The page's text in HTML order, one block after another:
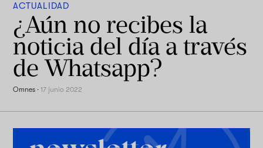
ACTUALIDAD
¿Aún no recibes la
noticia del día a través
de Whatsapp?
Omnes ·17 junio 2022